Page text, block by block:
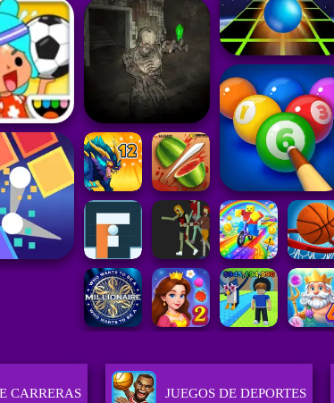
CARRERAS JUEGOS DE DEPORTES